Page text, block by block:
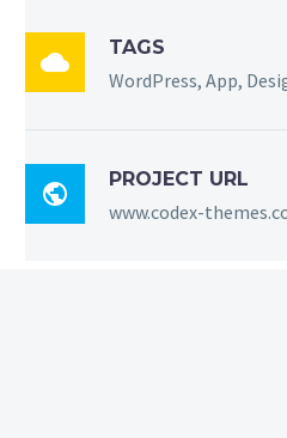

TAGS
WordPress, App,

PROJECT URL
www.codex-